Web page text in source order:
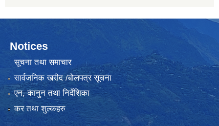
Notices
सूचना तथा समाचार
सार्वजनिक खरीद /बोलपत्र सूचना
एन, कानुन तथा निर्देशिका
कर तथा शुल्कहरु